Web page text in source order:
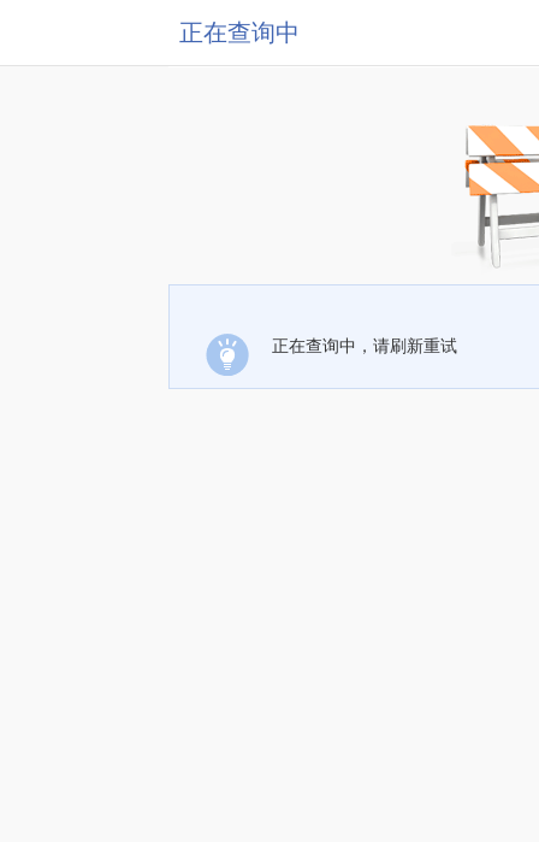
正在查询中
正在查询中，请刷新重试